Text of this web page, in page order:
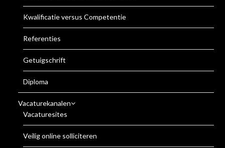
Kwalificatie versus Competentie
Referenties
Getuigschrift
Diploma
Vacaturekanalen
Vacaturesites
Veilig online solliciteren